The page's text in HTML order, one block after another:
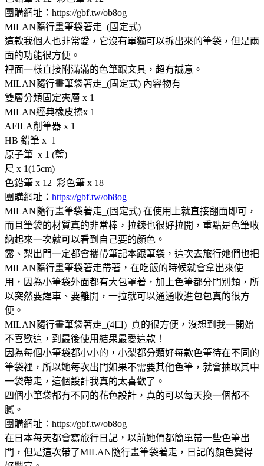
團購網址：https://gbf.tw/ob8og
MILAN隨行畫筆袋著走_(固定式)
這款我個人也非常愛，它沒有單獨可以拆出來的筆袋，但是兩
面的功能很方便。
裡面一樣直接附滿滿的色筆跟文具，超有誠意。
MILAN隨行畫筆袋著走_(固定式) 內容物有
雙層分類固定夾層 x 1
MILAN經典橡皮擦x 1
AFILA削筆器 x 1
HB 鉛筆 x 1
原子筆 x 1 (藍)
尺 x 1(15cm)
色鉛筆 x 12 彩色筆 x 18
團購網址： https://gbf.tw/ob8og
MILAN隨行畫筆袋著走_(固定式) 在使用上就直接翻面即可，
而且筆袋的材質真的非常棒，拉鍊也很好拉開，重點是色筆收
納起來一次就可以看到自己要的顏色。
露、梨出門一定都會攜帶筆記本跟筆袋，這次去旅行她們也把
MILAN隨行畫筆袋著走帶著，在吃飯的時候就會拿出來使
用，因為小筆袋外面都有大包罩著，加上色筆都分門別類，所
以突然要趕車、要離開，一拉就可以通通收進包包真的很方
便。
MILAN隨行畫筆袋著走_(4口) 真的很方便，沒想到我一開始
不喜歡這，到最後使用結果最愛這款！
因為每個小筆袋都小小的，小梨都分類好每款色筆待在不同的
筆袋裡，所以她每次出門如果不需要其他色筆，就會抽取其中
一袋帶走，這個設計我真的太喜歡了。
四個小筆袋都有不同的花色設計，真的可以每天換一個都不
膩。
團購網址：https://gbf.tw/ob8og
在日本每天都會寫旅行日記，以前她們都簡單帶一些色筆出
門，但是這次帶了MILAN隨行畫筆袋著走，日記的顏色變得